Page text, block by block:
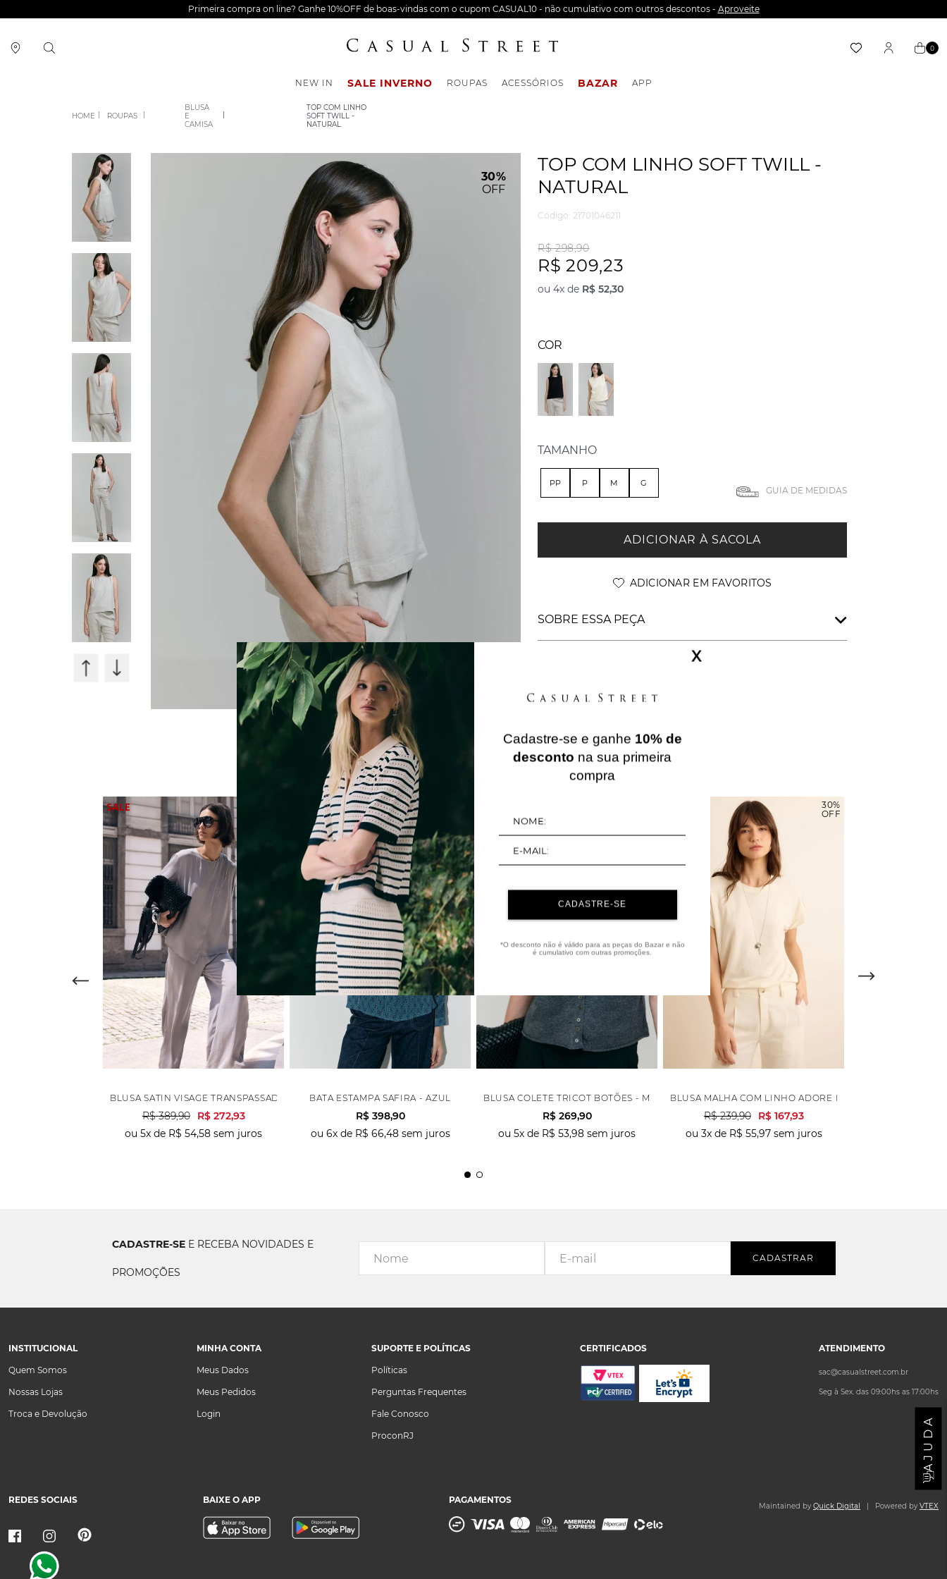
AJUDA
X
Cadastre-se e ganhe 10% de
desconto na sua primeira
compra
CADASTRE-SE
*O desconto não é válido para as peças do Bazar e não
é cumulativo com outras promoções.
Primeira compra on line? Ganhe 10%OFF de boas-vindas com o cupom CASUAL10 - não cumulativo com outros descontos - Aproveite
0
NEW IN SALE INVERNO ROUPAS ACESSÓRIOS BAZAR APP
ROUPAS
BLUSA
E
CAMISA
TOP COM LINHO
SOFT TWILL -
NATURAL
30%
OFF
TOP COM LINHO SOFT TWILL -
NATURAL
Código: 21701046211
R$ 298,90
R$ 209,23
ou4x de R$ 52,30
TAMANHO
PP P M G
GUIA DE MEDIDAS
ADICIONAR À SACOLA
SOBRE ESSA PEÇA
QUERIDINHOS
LISTRAS DET.V - PRETOBLUSA SATIN VISAGE TRANSPASSADA PONTA - CINZA
R$ 389,90 R$ 272,93
ou 5x de R$ 54,58 sem juros
BATA ESTAMPA SAFIRA - AZUL
R$ 398,90
ou 6x de R$ 66,48sem juros
BLUSA COLETE TRICOT BOTÕES - MESCLA ESC
R$ 269,90
ou 5x de R$ 53,98 sem juros
30%
OFF
BLUSA MALHA COM LINHO ADORE MANGA BOTÕES - OFF
R$ 239,90 R$ 167,93
ou 3x de R$ 55,97sem juros
CADASTRE-SEE RECEBA NOVIDADES E
PROMOÇÕES
CADASTRAR
INSTITUCIONAL
Quem Somos
Nossas Lojas
Troca e Devolução
MINHA CONTA
Meus Dados
Meus Pedidos
Login
SUPORTE E POLÍTICAS
Políticas
Perguntas Frequentes
Fale Conosco
ProconRJ
CERTIFICADOS ATENDIMENTO
sac@casualstreet.com.br
Seg à Sex. das 09:00hs as 17:00hs
REDES SOCIAIS BAIXE O APP PAGAMENTOS
Maintained by Quick Digital | Powered by VTEX